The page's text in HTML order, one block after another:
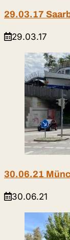
29.03.17
29.03.17
30.06.21
30.06.21